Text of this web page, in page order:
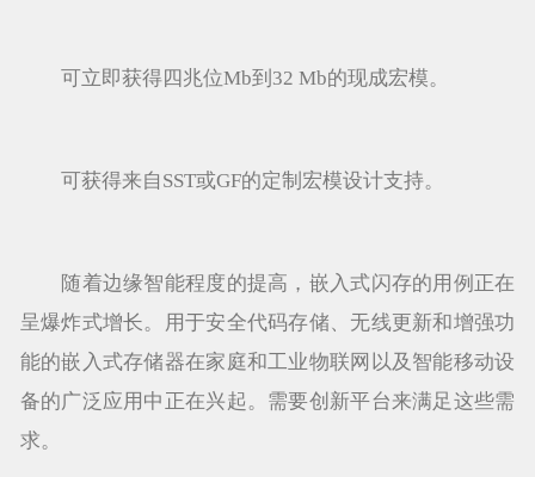
可立即获得四兆位Mb到32 Mb的现成宏模。
可获得来自SST或GF的定制宏模设计支持。
随着边缘智能程度的提高，嵌入式闪存的用例正在
呈爆炸式增长。用于安全代码存储、无线更新和增强功
能的嵌入式存储器在家庭和工业物联网以及智能移动设
备的广泛应用中正在兴起。需要创新平台来满足这些需
求。